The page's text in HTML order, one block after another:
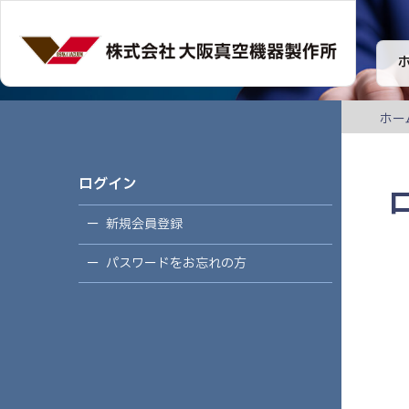
ホー
ログイン
新規会員登録
パスワードをお忘れの方